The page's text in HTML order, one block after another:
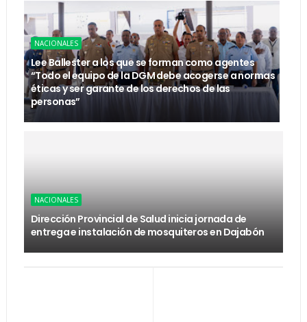
NACIONALES
Lee Ballester a los que se forman como agentes
“Todo el equipo de la DGM debe acogerse a normas
éticas y ser garante de los derechos de las
personas”
NACIONALES
Dirección Provincial de Salud inicia jornada de
entrega e instalación de mosquiteros en Dajabón